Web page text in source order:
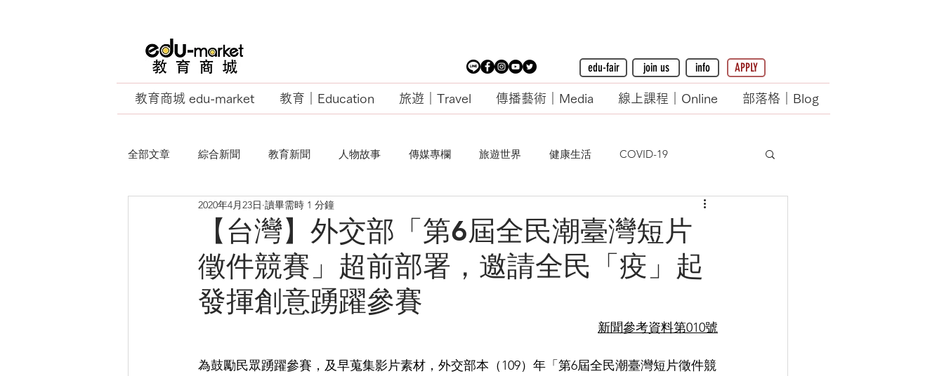
edu-fair join us info APPLY
教育商城 edu-market 教育｜Education 旅遊｜Travel 傳播藝術｜Media 線上課程｜Online 部落格｜Blog
全部文章 綜合新聞 教育新聞 人物故事 傳媒專欄 旅遊世界 健康生活 COVID-19
EU Business School
【台灣】外交部「第6屆全民潮臺灣短片
徵件競賽」超前部署，邀請全民「疫」起
發揮創意踴躍參賽
2020年4月23日 讀畢需時 1 分鐘
新聞參考資料第010號
為鼓勵民眾踴躍參賽，及早蒐集影片素材，外交部本（109）年「第6屆全民潮臺灣短片徵件競